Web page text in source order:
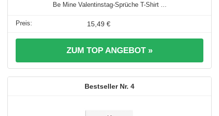
Be Mine Valentinstag-Sprüche T-Shirt ...
15,49 €
ZUM TOP ANGEBOT »
4